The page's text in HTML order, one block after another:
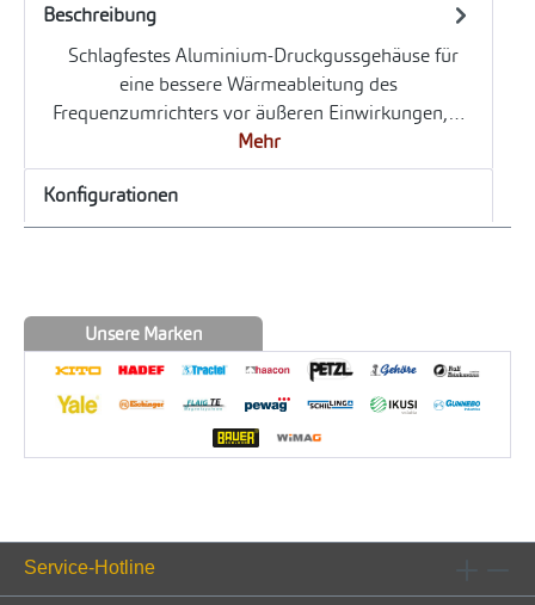
Beschreibung
Schlagfestes Aluminium-Druckgussgehäuse für
eine bessere Wärmeableitung des
Frequenzumrichters vor äußeren Einwirkungen,…
Mehr
Konfigurationen
Unsere Marken
Service-Hotline